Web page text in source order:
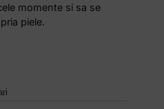
momente si sa se
piele.